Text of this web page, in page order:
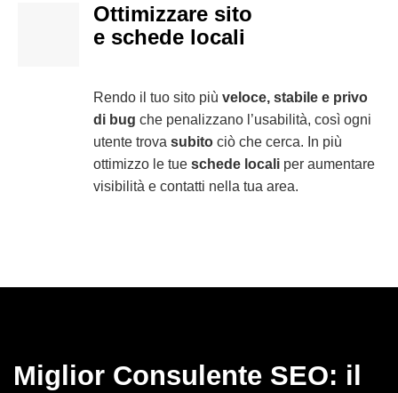
Ottimizzare sito
e schede locali
Rendo il tuo sito più veloce, stabile e privo
di bug che penalizzano l’usabilità, così ogni
utente trova subito ciò che cerca. In più
ottimizzo le tue schede locali per aumentare
visibilità e contatti nella tua area.
Miglior Consulente SEO: il